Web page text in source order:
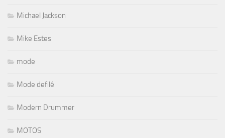
Michael Jackson
Mike Estes
mode
Mode defilé
Modern Drummer
MOTOS